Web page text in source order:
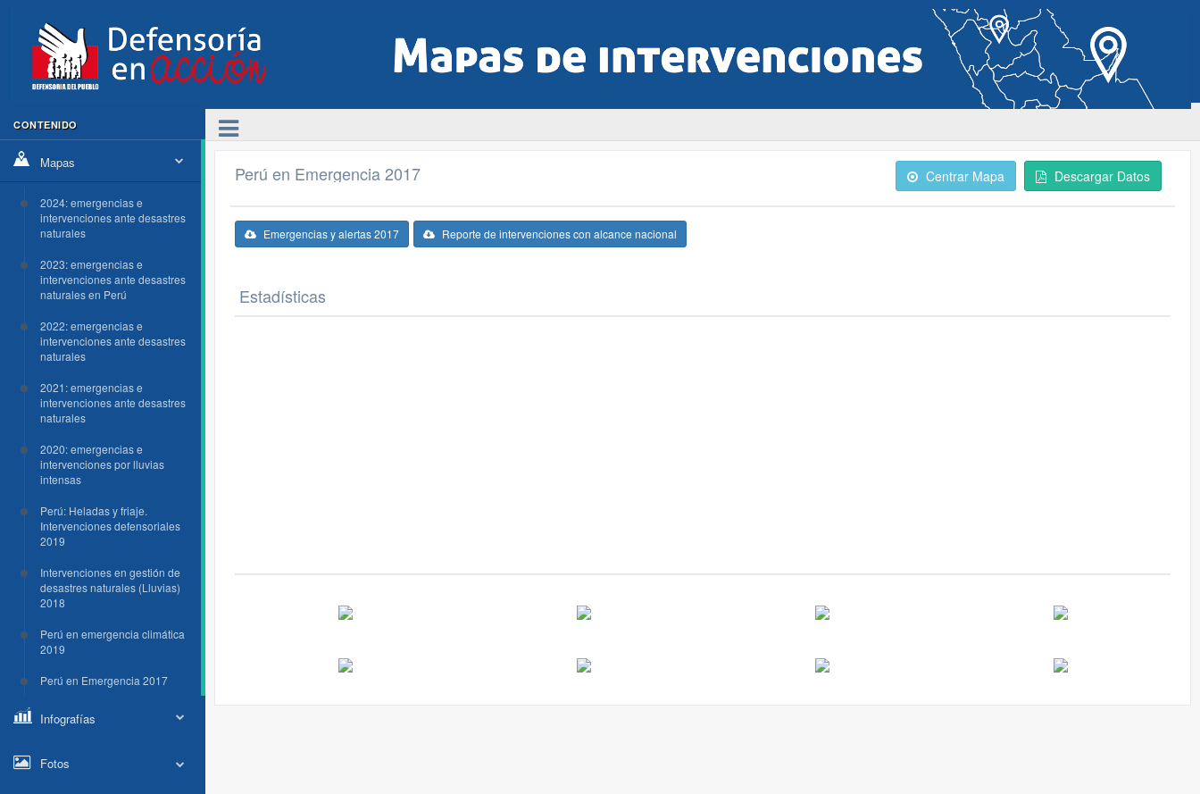
CONTENIDO
Mapas
2024: emergencias e
intervenciones ante desastres
naturales
2023: emergencias e
intervenciones ante desastres
naturales en Perú
2022: emergencias e
intervenciones ante desastres
naturales
2021: emergencias e
intervenciones ante desastres
naturales
2020: emergencias e
intervenciones por lluvias
intensas
Perú: Heladas y friaje.
Intervenciones defensoriales
2019
Intervenciones en gestión de
desastres naturales (Lluvias)
2018
Perú en emergencia climática
2019
Perú en Emergencia 2017
Infografías
Fotos
Perú en Emergencia 2017 Centrar Mapa Descargar Datos
Emergencias y alertas 2017 Reporte de intervenciones con alcance nacional
Estadísticas